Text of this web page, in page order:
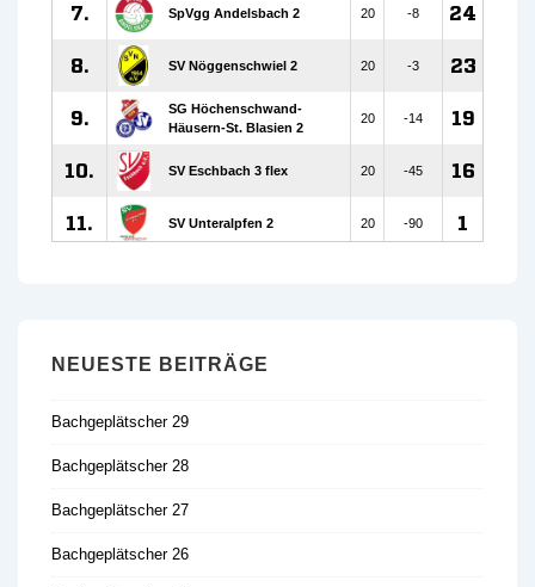
NEUESTE BEITRÄGE
Bachgeplätscher 29
Bachgeplätscher 28
Bachgeplätscher 27
Bachgeplätscher 26